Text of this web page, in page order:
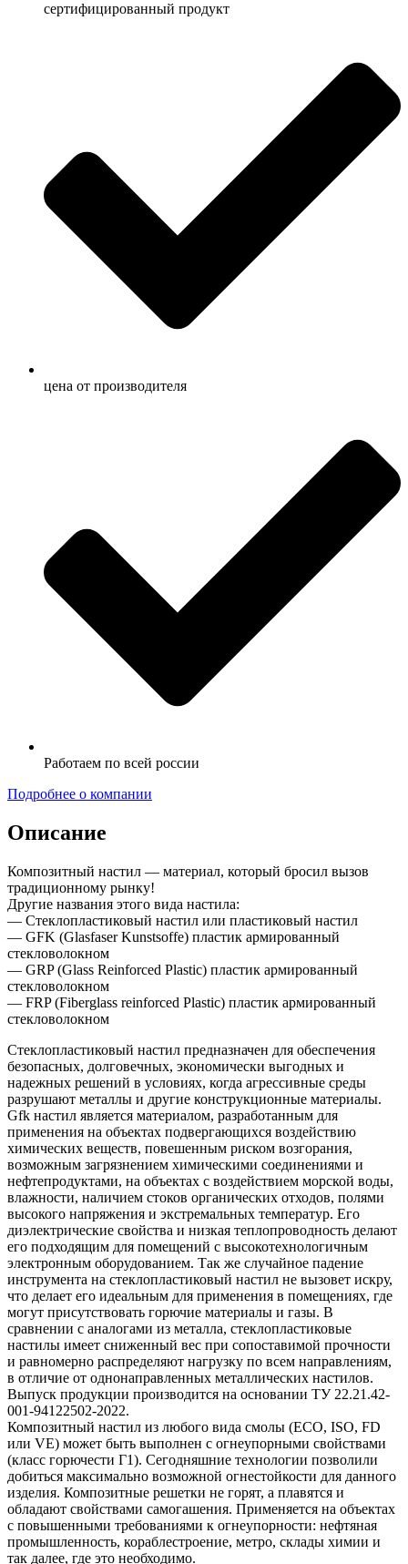
сертифицированный продукт
ценa от производителя
Работаем по всей россии
Подробнее о компании
Описание
Композитный настил — материал, который бросил вызов
традиционному рынку!
Другие названия этого вида настила:
— Стеклопластиковый настил или пластиковый настил
— GFK (Glasfaser Kunstsoffe) пластик армированный
стекловолокном
— GRP (Glass Reinforced Plastic) пластик армированный
стекловолокном
— FRP (Fiberglass reinforced Plastic) пластик армированный
стекловолокном
Стеклопластиковый настил предназначен для обеспечения
безопасных, долговечных, экономически выгодных и
надежных решений в условиях, когда агрессивные среды
разрушают металлы и другие конструкционные материалы.
Gfk настил является материалом, разработанным для
применения на объектах подвергающихся воздействию
химических веществ, повешенным риском возгорания,
возможным загрязнением химическими соединениями и
нефтепродуктами, на объектах с воздействием морской воды,
влажности, наличием стоков органических отходов, полями
высокого напряжения и экстремальных температур. Его
диэлектрические свойства и низкая теплопроводность делают
его подходящим для помещений с высокотехнологичным
электронным оборудованием. Так же случайное падение
инструмента на стеклопластиковый настил не вызовет искру,
что делает его идеальным для применения в помещениях, где
могут присутствовать горючие материалы и газы. В
сравнении с аналогами из металла, стеклопластиковые
настилы имеет сниженный вес при сопоставимой прочности
и равномерно распределяют нагрузку по всем направлениям,
в отличие от однонаправленных металлических настилов.
Выпуск продукции производится на основании ТУ 22.21.42-
001-94122502-2022.
Композитный настил из любого вида смолы (ECO, ISO, FD
или VE) может быть выполнен с огнеупорными свойствами
(класс горючести Г1). Сегодняшние технологии позволили
добиться максимально возможной огнестойкости для данного
изделия. Композитные решетки не горят, а плавятся и
обладают свойствами самогашения. Применяется на объектах
с повышенными требованиями к огнеупорности: нефтяная
промышленность, кораблестроение, метро, склады химии и
так далее, где это необходимо.